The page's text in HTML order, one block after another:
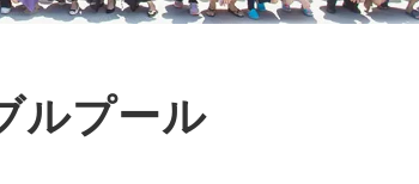
ルプール